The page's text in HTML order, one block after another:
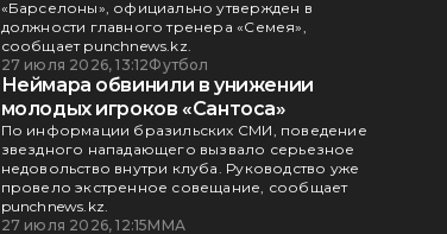
«Барселоны», официально утвержден в
должности главного тренера «Семея»,
сообщает punchnews.kz.
27 июля 2026, 13:12Футбол
Неймара обвинили в унижении
молодых игроков «Сантоса»
По информации бразильских СМИ, поведение
звездного нападающего вызвало серьезное
недовольство внутри клуба. Руководство уже
провело экстренное совещание, сообщает
punchnews.kz.
27 июля 2026, 12:15ММА